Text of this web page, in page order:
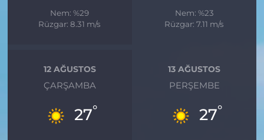
Nem: %29
Rüzgar: 8.31 m/s
Nem: %23
Rüzgar: 7.11 m/s
12 AĞUSTOS
ÇARŞAMBA
27°
13 AĞUSTOS
PERŞEMBE
27°